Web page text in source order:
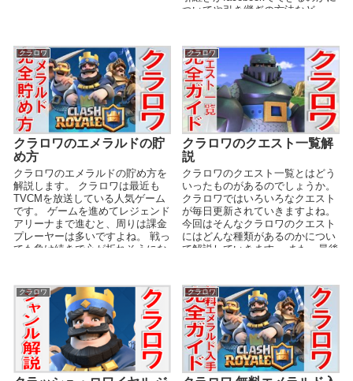
ついてや引き継ぎの方法など...
クラロワ
クラロワのエメラルドの貯
め方
クラロワのエメラルドの貯め方を
解説します。 クラロワは最近も
TVCMを放送している人気ゲーム
です。 ゲームを進めてレジェンド
アリーナまで進むと、周りは課金
プレーヤーは多いですよね。 戦っ
ても負け続きで心が折れそうにな
クラロワ
クラロワのクエスト一覧解
説
クラロワのクエスト一覧とはどう
いったものがあるのでしょうか。
クラロワではいろいろなクエスト
が毎日更新されていきますよね。
今回はそんなクラロワのクエスト
にはどんな種類があるのかについ
て解説していきます。 また、最後
クラロワ クラロワ